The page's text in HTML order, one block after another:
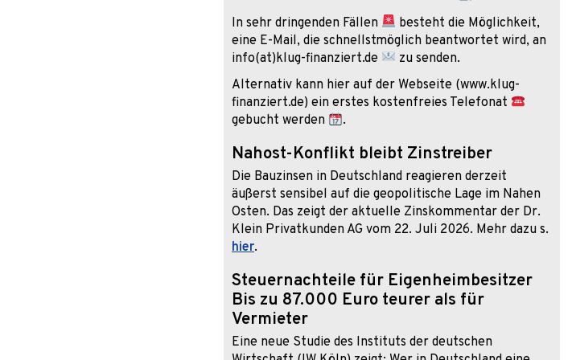
In sehr dringenden Fällen
besteht die Möglichkeit,
eine E-Mail, die schnellstmöglich beantwortet wird, an
info(at)klug-finanziert.de
zu senden.
Alternativ kann hier auf der Webseite (www.klug-
finanziert.de) ein erstes kostenfreies Telefonat
gebucht werden
.
Nahost-Konflikt bleibt Zinstreiber
Die Bauzinsen in Deutschland reagieren derzeit
äußerst sensibel auf die geopolitische Lage im Nahen
Osten. Das zeigt der aktuelle Zinskommentar der Dr.
Klein Privatkunden AG vom 22. Juli 2026. Mehr dazu s.
hier.
Steuernachteile für Eigenheimbesitzer
Bis zu 87.000 Euro teurer als für
Vermieter
Eine neue Studie des Instituts der deutschen